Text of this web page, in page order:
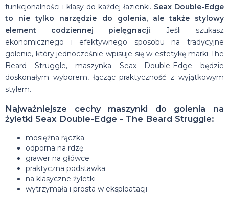
funkcjonalności i klasy do każdej łazienki. Seax Double-Edge
to nie tylko narzędzie do golenia, ale także stylowy
element codziennej pielęgnacji. Jeśli szukasz
ekonomicznego i efektywnego sposobu na tradycyjne
golenie, który jednocześnie wpisuje się w estetykę marki The
Beard Struggle, maszynka Seax Double-Edge będzie
doskonałym wyborem, łącząc praktyczność z wyjątkowym
stylem.
Najważniejsze cechy maszynki do golenia na
żyletki Seax Double-Edge - The Beard Struggle:
mosiężna rączka
odporna na rdzę
grawer na główce
praktyczna podstawka
na klasyczne żyletki
wytrzymała i prosta w eksploatacji